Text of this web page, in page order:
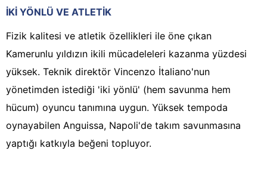
İKİ YÖNLÜ VE ATLETİK
Fizik kalitesi ve atletik özellikleri ile öne çıkan
Kamerunlu yıldızın ikili mücadeleleri kazanma yüzdesi
yüksek. Teknik direktör Vincenzo İtaliano'nun
yönetimden istediği 'iki yönlü' (hem savunma hem
hücum) oyuncu tanımına uygun. Yüksek tempoda
oynayabilen Anguissa, Napoli'de takım savunmasına
yaptığı katkıyla beğeni topluyor.